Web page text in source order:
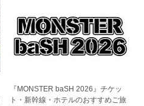
『MONSTER baSH 2026』チケッ
ト・新幹線・ホテルのおすすめご旅